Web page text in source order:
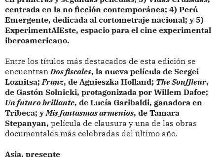
centrada en la no ficción contemporánea; 4) Perú
Emergente, dedicada al cortometraje nacional; y 5)
ExperimentAlEste, espacio para el cine experimental
iberoamericano.
Entre los títulos más destacados de esta edición se
encuentran Dos fiscales, la nueva película de Sergei
Loznitsa; Franz, de Agnieszka Holland; The Souffleur,
de Gastón Solnicki, protagonizada por Willem Dafoe;
Un futuro brillante, de Lucía Garibaldi, ganadora en
Tribeca; y Mis fantasmas armenios, de Tamara
Stepanyan, película de clausura y una de las obras
documentales más celebradas del último año.
Asia, presente